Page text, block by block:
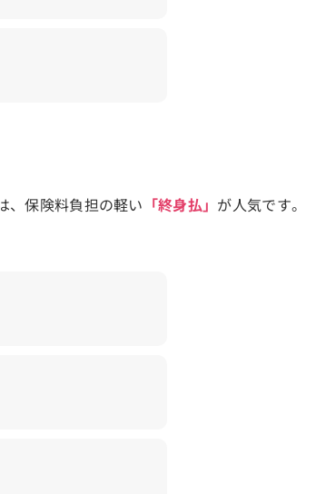
、保険料負担の軽い 「終身払」 が人気です。